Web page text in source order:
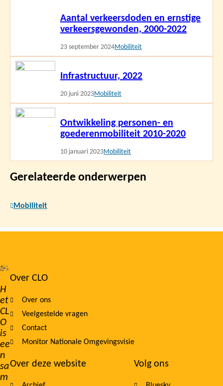
Aantal verkeersdoden en ernstige
verkeersgewonden, 2000-2022
23 september 2024Mobiliteit
Infrastructuur, 2022
20 juni 2023Mobiliteit
Lees
Ontwikkeling personen- en
goederenmobiliteit 2010-2020
10 januari 2023Mobiliteit
Lees
Gerelateerde onderwerpen
Mobiliteit
H
et
CL
O
is
ee
n
sa
m
Footer
navigation
Over CLO
Over ons
Veelgestelde vragen
Contact
Monitor Nationale Omgevingsvisie
Over deze website Volg ons